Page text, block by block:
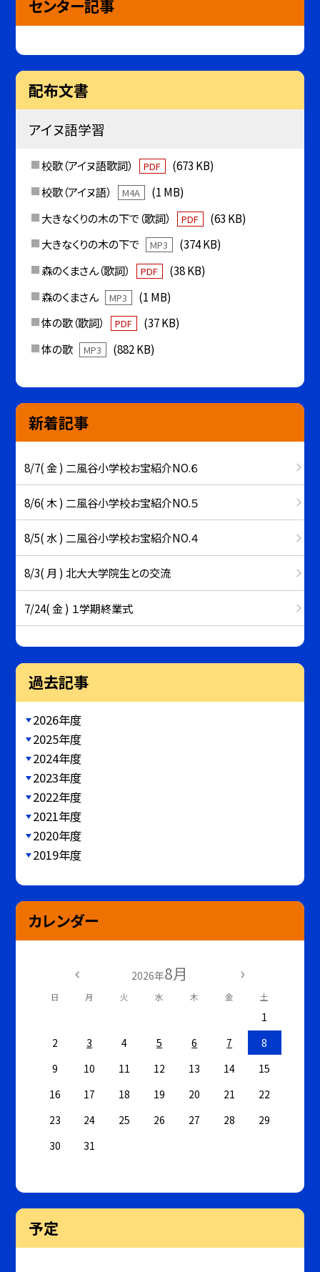
センター記事
配布文書
アイヌ語学習
校歌（アイヌ語歌詞） PDF
(673 KB)
校歌（アイヌ語）
M4A
(1 MB)
大きなくりの木の下で（歌詞）
PDF
(63 KB)
大きなくりの木の下で
MP3
(374 KB)
森のくまさん（歌詞）
PDF
(38 KB)
森のくまさん
MP3
(1 MB)
体の歌（歌詞）
PDF
(37 KB)
体の歌
MP3 (882 KB)
新着記事
8/7( 金 ) 二風谷小学校お宝紹介NO.６
8/6( 木 ) 二風谷小学校お宝紹介NO.５
8/5( 水 ) 二風谷小学校お宝紹介NO.４
8/3( 月 ) 北大大学院生との交流
7/24( 金 ) １学期終業式
過去記事
2026年度
2025年度
2024年度
2023年度
2022年度
2021年度
2020年度
2019年度
カレンダー
2026年8月
日 月 火 水 木 金 土
1
2
3 4 5 6 7
8
9
10 11 12 13 14
15
16
17 18 19 20 21
22
23
24 25 26 27 28
29
30
31
予定